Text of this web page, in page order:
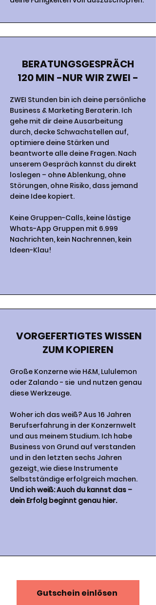
BERATUNGSGESPRÄCH
120 MIN -NUR WIR ZWEI -
ZWEI Stunden bin ich deine persönliche
Business & Marketing Beraterin. Ich
gehe mit dir deine Ausarbeitung
durch, decke Schwachstellen auf,
optimiere deine Stärken und
beantworte alle deine Fragen. Nach
unserem Gespräch kannst du direkt
loslegen – ohne Ablenkung, ohne
Störungen, ohne Risiko, dass jemand
deine Idee kopiert.
Keine Gruppen-Calls, keine lästige
Whats-App Gruppen mit 6.999
Nachrichten, kein Nachrennen, kein
Ideen-Klau!
VORGEFERTIGTES WISSEN
ZUM KOPIEREN
Große Konzerne wie H&M, Lululemon
oder Zalando - sie und nutzen genau
diese Werkzeuge.
Woher ich das weiß? Aus 16 Jahren
Berufserfahrung in der Konzernwelt
und aus meinem Studium. Ich habe
Business von Grund auf verstanden
und in den letzten sechs Jahren
gezeigt, wie diese Instrumente
Selbstständige erfolgreich machen.
Und ich weiß: Auch du kannst das –
dein Erfolg beginnt genau hier.
Gutschein einlösen